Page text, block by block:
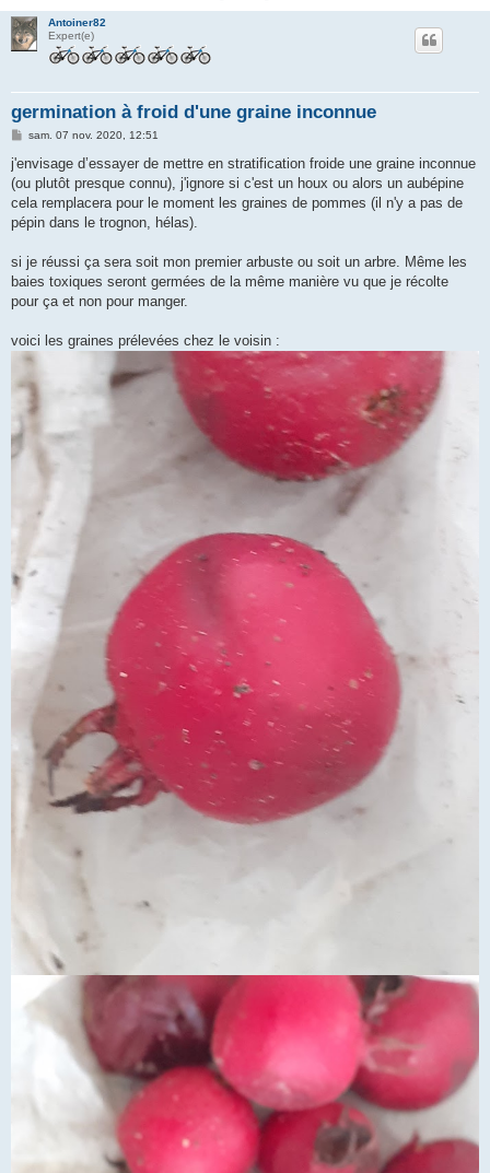
Antoiner82
Expert(e)
germination à froid d'une graine inconnue
M
s
a
g
sam. 07 nov. 2020, 12:51
j'envisage d’essayer de mettre en stratification froide une graine inconnue
(ou plutôt presque connu), j'ignore si c'est un houx ou alors un aubépine
cela remplacera pour le moment les graines de pommes (il n'y a pas de
pépin dans le trognon, hélas).
si je réussi ça sera soit mon premier arbuste ou soit un arbre. Même les
baies toxiques seront germées de la même manière vu que je récolte
pour ça et non pour manger.
voici les graines prélevées chez le voisin :